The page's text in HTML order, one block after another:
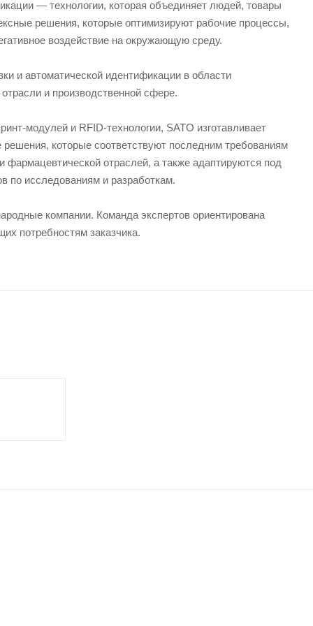
— технологии, которая объединяет людей, товары
решения, которые оптимизируют рабочие процессы,
воздействие на окружающую среду.
и автоматической идентификации в области
и производственной сфере.
модулей и RFID-технологии, SATO изготавливает
которые соответствуют последним требованиям
фармацевтической отраслей, а также адаптируются под
по исследованиям и разработкам.
компании. Команда экспертов ориентирована
потребностям заказчика.